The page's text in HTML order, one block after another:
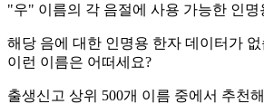
"우" 이름의 각 음절에 사용 가능한 인명
해당 음에 대한 인명용 한자 데이터가 없
이런 이름은 어떠세요?
출생신고 상위 500개 이름 중에서 추천